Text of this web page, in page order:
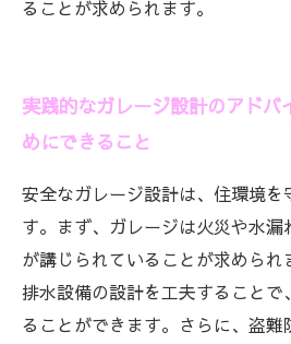
ることが求められます。
実践的なガレージ設計のアドバ
めにできること
安全なガレージ設計は、住環境を
す。まず、ガレージは火災や水
が講じられていることが求めら
排水設備の設計を工夫することで
ることができます。さらに、盗難